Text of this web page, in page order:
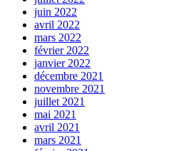
juin 2022
avril 2022
mars 2022
février 2022
janvier 2022
décembre 2021
novembre 2021
juillet 2021
mai 2021
avril 2021
mars 2021